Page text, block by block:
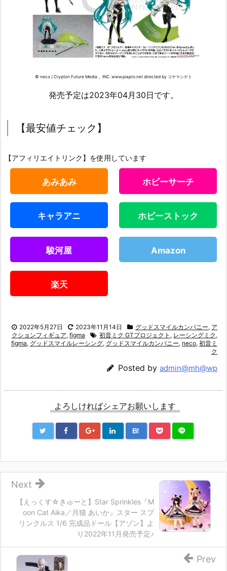
© neco / Crypton Future Media， INC. www.piapro.net directed by コヤマシゲト
発売予定は2023年04月30日です。
【最安値チェック】
【アフィリエイトリンク】を使用しています
あみあみ ホビーサーチ
キャラアニ ホビーストック
駿河屋 Amazon
楽天
2022年5月27日 2023年11月14日 グッドスマイルカンパニー, ア
クションフィギュア, figma 初音ミク GTプロジェクト , レーシングミク ,
figma, グッドスマイルレーシング, グッドスマイルカンパニー, neco, 初音ミ
ク
Posted by admin@mh@wp
よろしければシェアお願いします
B!
【えっくす☆きゅーと】Star Sprinkles『M
oon Cat Aika／月猫 あいか』スター スプ
リンクルス 1/6 完成品ドール【アゾン】よ
り2022年11月発売予定♪
Next
Prev